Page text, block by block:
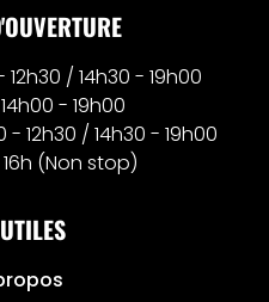
/ 14h30 - 19h00
14h00 - 19h00
- 12h30 / 14h30 - 19h00
(Non stop)